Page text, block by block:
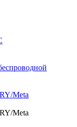
Meta
Meta